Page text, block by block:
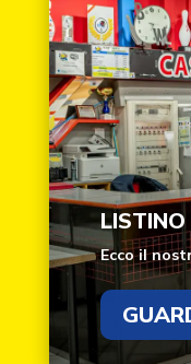
LISTINO
Ecco il